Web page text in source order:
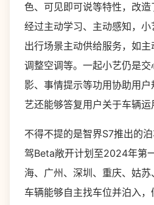
色、可见即可说等特性，改造
经过主动学习、主动感知，
出行场景主动供给服务，如
调整空调等。一起小艺仍是
影、事情提示等功用协助用
艺还能够答复用户关于车辆运
不得不提的是智界S7推出的
驾Beta敞开计划至2024年第
海、广州、深圳、重庆、姑苏
车辆能够自主找车位并泊入